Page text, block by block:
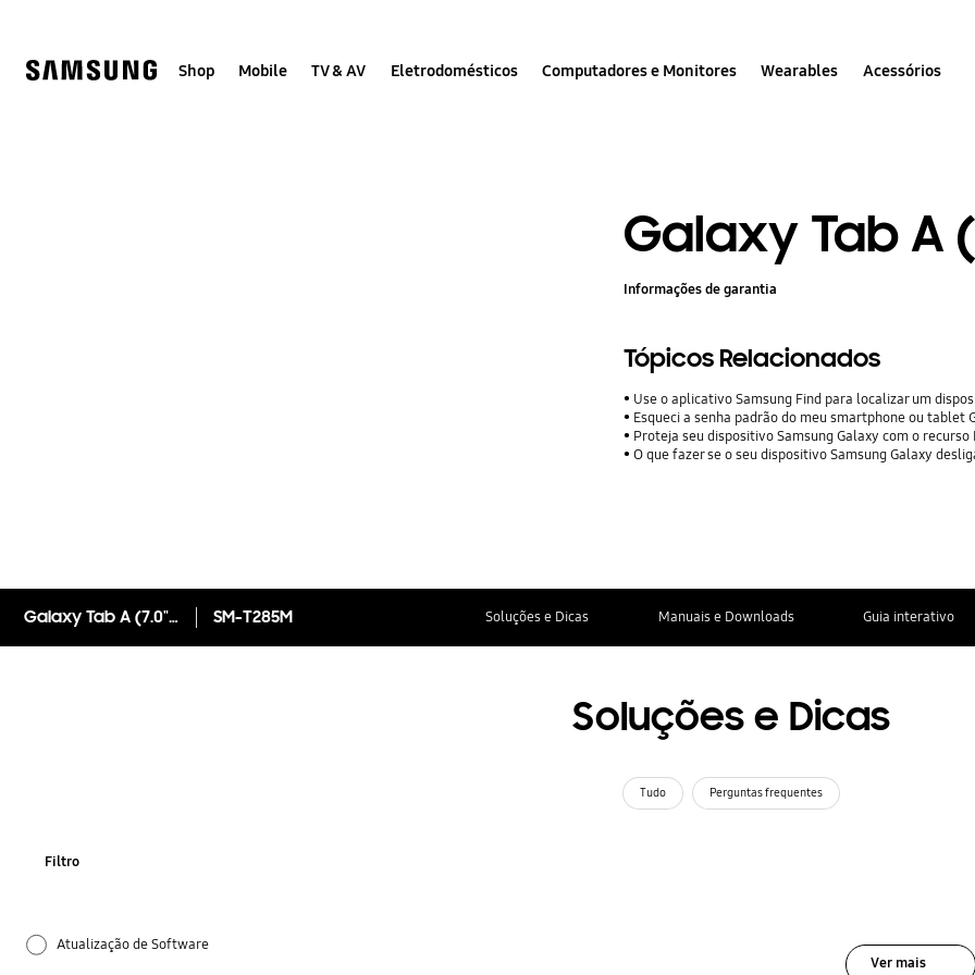
Shop Mobile TV & AV Eletrodomésticos Computadores e Monitores Wearables Acessórios
Galaxy Tab A
Informações de garantia
Tópicos Relacionados
Use o aplicativo Samsung Find para localizar um
Esqueci a senha padrão do meu smartphone ou tablet
Proteja seu dispositivo Samsung Galaxy com o
O que fazer se o seu dispositivo Samsung Galaxy
Galaxy Tab A (7.0", 4G) SM-T285M Soluções e Dicas Manuais e Downloads Guia interativo
Soluções e Dicas
Tudo Perguntas frequentes
Filtro
Atualização de Software
Ver mais